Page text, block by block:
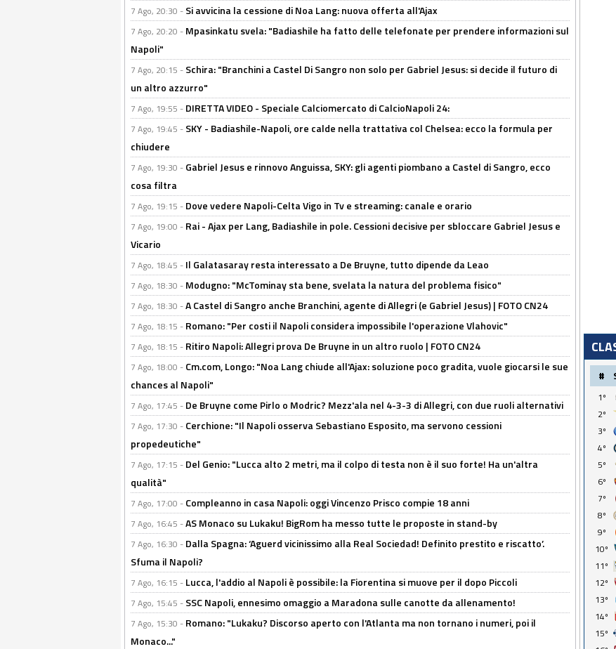
7 Ago, 20:30 - Si avvicina la cessione di Noa Lang: nuova offerta all'Ajax
7 Ago, 20:20 - Mpasinkatu svela: "Badiashile ha fatto delle telefonate per prendere informazioni sul
Napoli"
7 Ago, 20:15 - Schira: "Branchini a Castel Di Sangro non solo per Gabriel Jesus: si decide il futuro di
un altro azzurro"
7 Ago, 19:55 - DIRETTA VIDEO - Speciale Calciomercato di CalcioNapoli 24:
7 Ago, 19:45 - SKY - Badiashile-Napoli, ore calde nella trattativa col Chelsea: ecco la formula per
chiudere
7 Ago, 19:30 - Gabriel Jesus e rinnovo Anguissa, SKY: gli agenti piombano a Castel di Sangro, ecco
cosa filtra
7 Ago, 19:15 - Dove vedere Napoli-Celta Vigo in Tv e streaming: canale e orario
7 Ago, 19:00 - Rai - Ajax per Lang, Badiashile in pole. Cessioni decisive per sbloccare Gabriel Jesus e
Vicario
7 Ago, 18:45 - Il Galatasaray resta interessato a De Bruyne, tutto dipende da Leao
7 Ago, 18:30 - Modugno: "McTominay sta bene, svelata la natura del problema fisico"
7 Ago, 18:30 -A Castel di Sangro anche Branchini, agente di Allegri (e Gabriel Jesus) | FOTO CN24
7 Ago, 18:15 - Romano: "Per costi il Napoli considera impossibile l'operazione Vlahovic"
7 Ago, 18:15 - Ritiro Napoli: Allegri prova De Bruyne in un altro ruolo | FOTO CN24
7 Ago, 18:00 - Cm.com, Longo: "Noa Lang chiude all'Ajax: soluzione poco gradita, vuole giocarsi le sue
chances al Napoli"
7 Ago, 17:45 - De Bruyne come Pirlo o Modric? Mezz'ala nel 4-3-3 di Allegri, con due ruoli alternativi
7 Ago, 17:30 - Cerchione: "Il Napoli osserva Sebastiano Esposito, ma servono cessioni
propedeutiche"
7 Ago, 17:15 - Del Genio: "Lucca alto 2 metri, ma il colpo di testa non è il suo forte! Ha un'altra
qualità"
7 Ago, 17:00 - Compleanno in casa Napoli: oggi Vincenzo Prisco compie 18 anni
7 Ago, 16:45 -AS Monaco su Lukaku! BigRom ha messo tutte le proposte in stand-by
7 Ago, 16:30 - Dalla Spagna: ‘Aguerd vicinissimo alla Real Sociedad! Definito prestito e riscatto’.
Sfuma il Napoli?
7 Ago, 16:15 - Lucca, l'addio al Napoli è possibile: la Fiorentina si muove per il dopo Piccoli
7 Ago, 15:45 - SSC Napoli, ennesimo omaggio a Maradona sulle canotte da allenamento!
7 Ago, 15:30 - Romano: "Lukaku? Discorso aperto con l'Atlanta ma non tornano i numeri, poi il
Monaco..."
#
1º
2º
3º
4º
5º
6º
7º
8º
9º
10º
11º
12º
13º
14º
15º